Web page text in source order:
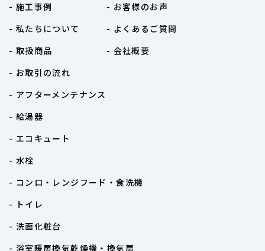
- 施工事例
- 私たちについて
- 取扱商品
- お取引の流れ
- アフターメンテナンス
- お客様のお声
- よくあるご質問
- 会社概要
- 給湯器
- エコキュート
- 水栓
- コンロ・レンジフード・食洗機
- トイレ
- 洗面化粧台
- 浴室暖房換気乾燥機・換気扇